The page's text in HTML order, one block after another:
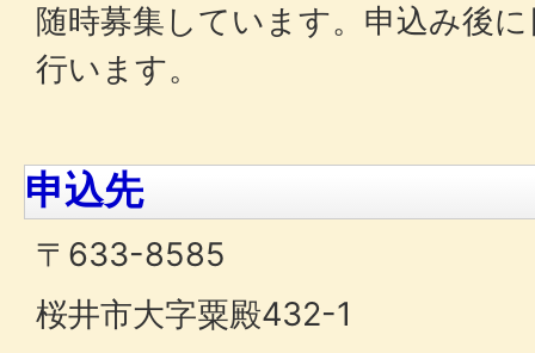
随時募集しています。申込み後
行います。
申込先
〒633-8585
桜井市大字粟殿432-1